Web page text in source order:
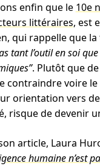
enfin que le 10e
littéraires, est
qui rappelle que
tant l’outil en soi
. Plutôt que
contraindre voire
orientation vers
risque de devenir
article, Laura
humaine n’est